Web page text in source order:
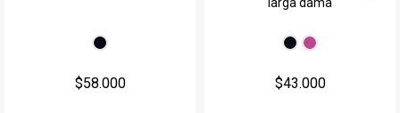
$58.000 $43.000